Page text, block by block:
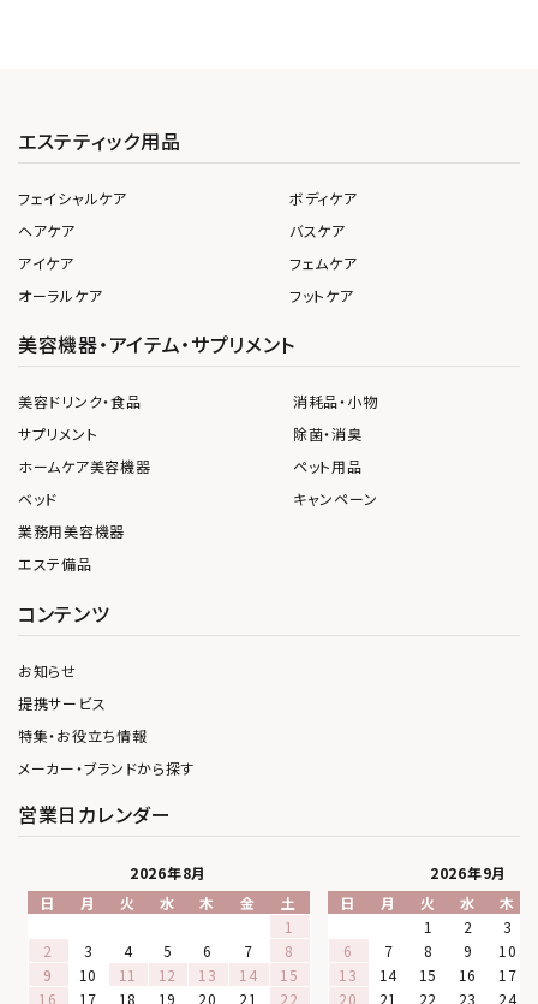
エステティック用品
フェイシャルケア
ヘアケア
アイケア
オーラルケア
ボディケア
バスケア
フェムケア
フットケア
美容機器・アイテム・サプリメント
美容ドリンク・食品
サプリメント
ホームケア美容機器
ベッド
業務用美容機器
エステ備品
消耗品・小物
除菌・消臭
ペット用品
キャンペーン
コンテンツ
お知らせ
提携サービス
特集・お役立ち情報
メーカー・ブランドから探す
営業日カレンダー
2026年8月
日
月 火 水 木 金
土
1
2
3 4 5 6 7
8
9
10 11 12 13 14
15
16
17 18 19 20 21 22
2026年9月
日
月 火 水
木
1
2
3
6
7 8 9
10
13
14 15 16
17
20
21 22 23 24